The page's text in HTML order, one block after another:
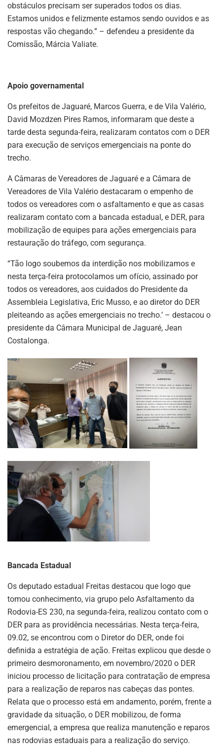
obstáculos precisam ser superados todos os dias.
Estamos unidos e felizmente estamos sendo ouvidos e as
respostas vão chegando.” – defendeu a presidente da
Comissão, Márcia Valiate.
Apoio governamental
Os prefeitos de Jaguaré, Marcos Guerra, e de Vila Valério,
David Mozdzen Pires Ramos, informaram que deste a
tarde desta segunda-feira, realizaram contatos com o DER
para execução de serviços emergenciais na ponte do
trecho.
A Câmaras de Vereadores de Jaguaré e a Câmara de
Vereadores de Vila Valério destacaram o empenho de
todos os vereadores com o asfaltamento e que as casas
realizaram contato com a bancada estadual, e DER, para
mobilização de equipes para ações emergenciais para
restauração do tráfego, com segurança.
“Tão logo soubemos da interdição nos mobilizamos e
nesta terça-feira protocolamos um ofício, assinado por
todos os vereadores, aos cuidados do Presidente da
Assembleia Legislativa, Eric Musso, e ao diretor do DER
pleiteando as ações emergenciais no trecho.’ – destacou o
presidente da Câmara Municipal de Jaguaré, Jean
Costalonga.
Bancada Estadual
Os deputado estadual Freitas destacou que logo que
tomou conhecimento, via grupo pelo Asfaltamento da
Rodovia-ES 230, na segunda-feira, realizou contato com o
DER para as providência necessárias. Nesta terça-feira,
09.02, se encontrou com o Diretor do DER, onde foi
definida a estratégia de ação. Freitas explicou que desde o
primeiro desmoronamento, em novembro/2020 o DER
iniciou processo de licitação para contratação de empresa
para a realização de reparos nas cabeças das pontes.
Relata que o processo está em andamento, porém, frente a
gravidade da situação, o DER mobilizou, de forma
emergencial, a empresa que realiza manutenção e reparos
nas rodovias estaduais para a realização do serviço.